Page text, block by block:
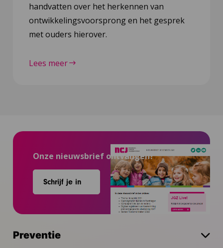
handvatten over het herkennen van
ontwikkelingsvoorsprong en het gesprek
met ouders hierover.
Lees meer
Onze nieuwsbrief ontvangen?
Schrijf je in
Preventie